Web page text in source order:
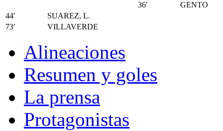
36′
GENTO
44′
SUAREZ, L.
73′
VILLAVERDE
Alineaciones
Resumen y goles
La prensa
Protagonistas